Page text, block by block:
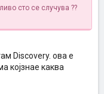
сто се случува ??
Discovery. ова е
којзнае каква